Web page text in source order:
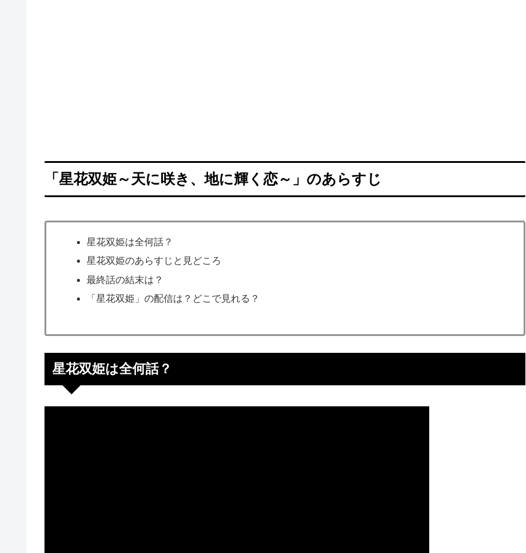
「星花双姫～天に咲き、地に輝く恋～」のあらすじ
星花双姫は全何話？
星花双姫のあらすじと見どころ
最終話の結末は？
「星花双姫」の配信は？どこで見れる？
星花双姫は全何話？